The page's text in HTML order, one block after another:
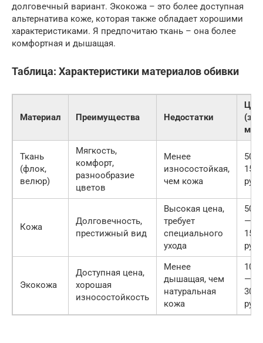
долговечный вариант. Экокожа – это более доступная
альтернатива коже, которая также обладает хорошими
характеристиками. Я предпочитаю ткань – она более
комфортная и дышащая.
Таблица: Характеристики материалов обивки
Материал Преимущества Недостатки
(за
м2)
Ткань
(флок,
велюр)
Мягкость,
комфорт,
разнообразие
цветов
Менее
износостойкая,
чем кожа
500
1500
руб.
Кожа
Долговечность,
престижный вид
Высокая цена,
требует
специального
ухода
5000
—
руб.
Экокожа
Доступная цена,
хорошая
износостойкость
Менее
дышащая, чем
натуральная
кожа
1000
—
3000
руб.